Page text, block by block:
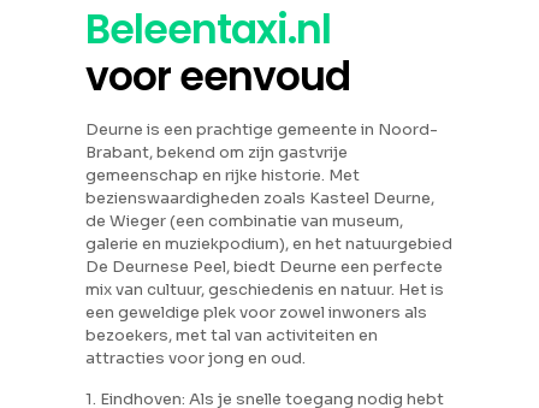
Beleentaxi.nl
voor eenvoud
Deurne is een prachtige gemeente in Noord-
Brabant, bekend om zijn gastvrije
gemeenschap en rijke historie. Met
bezienswaardigheden zoals Kasteel Deurne,
de Wieger (een combinatie van museum,
galerie en muziekpodium), en het natuurgebied
De Deurnese Peel, biedt Deurne een perfecte
mix van cultuur, geschiedenis en natuur. Het is
een geweldige plek voor zowel inwoners als
bezoekers, met tal van activiteiten en
attracties voor jong en oud.
1. Eindhoven: Als je snelle toegang nodig hebt